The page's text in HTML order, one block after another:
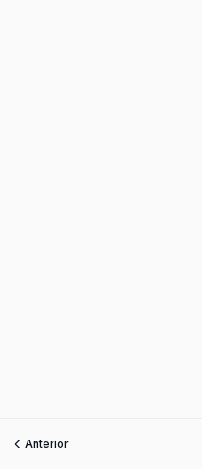
Anterior